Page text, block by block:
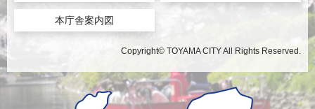
本庁舎案内図
Copyright© TOYAMA CITY All Rights Reserved.